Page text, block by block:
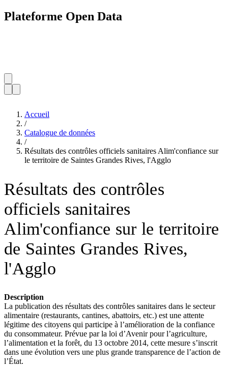
Plateforme Open Data
Accueil
/
Catalogue de données
/
Résultats des contrôles officiels sanitaires Alim'confiance sur
le territoire de Saintes Grandes Rives, l'Agglo
Résultats des contrôles
officiels sanitaires
Alim'confiance sur le territoire
de Saintes Grandes Rives,
l'Agglo
Description
La publication des résultats des contrôles sanitaires dans le secteur
alimentaire (restaurants, cantines, abattoirs, etc.) est une attente
légitime des citoyens qui participe à l’amélioration de la confiance
du consommateur. Prévue par la loi d’Avenir pour l’agriculture,
l’alimentation et la forêt, du 13 octobre 2014, cette mesure s’inscrit
dans une évolution vers une plus grande transparence de l’action de
l’État.